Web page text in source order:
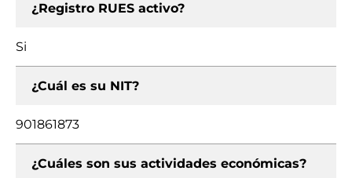
¿Registro RUES activo?
Si
¿Cuál es su NIT?
901861873
¿Cuáles son sus actividades económicas?